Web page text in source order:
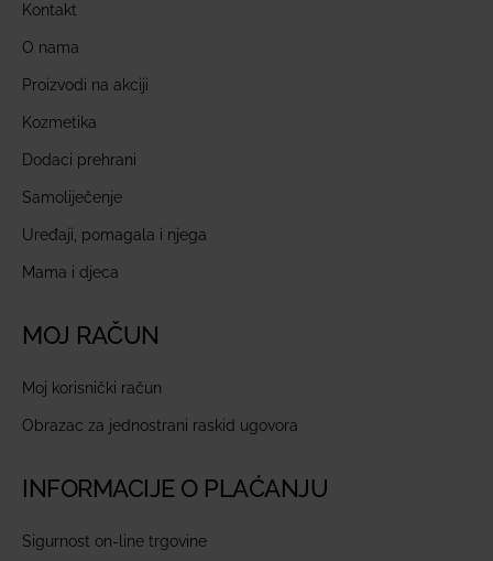
Kontakt
O nama
Proizvodi na akciji
Kozmetika
Dodaci prehrani
Samoliječenje
Uređaji, pomagala i njega
Mama i djeca
MOJ RAČUN
Moj korisnički račun
Obrazac za jednostrani raskid ugovora
INFORMACIJE O PLAĆANJU
Sigurnost on-line trgovine